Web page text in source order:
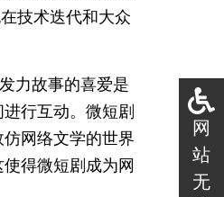
网
站
无
技术迭代和大众
力故事的喜爱是
行互动。微短剧
网络文学的世界
得微短剧成为网